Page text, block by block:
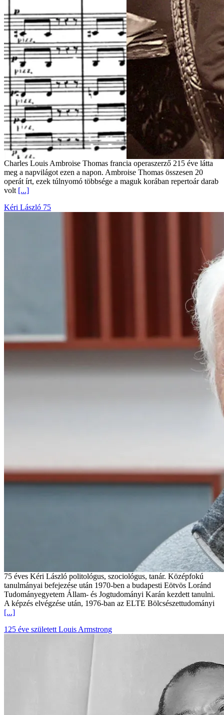
Charles Louis Ambroise Thomas francia operaszerző 215 éve látta
meg a napvilágot ezen a napon. Ambroise Thomas összesen 20
operát írt, ezek túlnyomó többsége a maguk korában repertoár darab
volt [...]
Kéri László 75
75 éves Kéri László politológus, szociológus, tanár. Középfokú
tanulmányai befejezése után 1970-ben a budapesti Eötvös Loránd
Tudományegyetem Állam- és Jogtudományi Karán kezdett tanulni.
A képzés elvégzése után, 1976-ban az ELTE Bölcsészettudományi
[...]
125 éve született Louis Armstrong